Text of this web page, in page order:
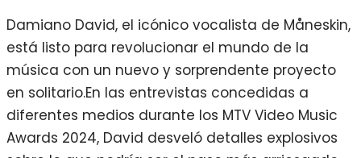
Damiano David, el icónico vocalista de Måneskin,
está listo para revolucionar el mundo de la
música con un nuevo y sorprendente proyecto
en solitario.En las entrevistas concedidas a
diferentes medios durante los MTV Video Music
Awards 2024, David desveló detalles explosivos